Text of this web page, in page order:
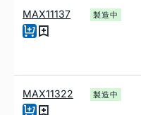
MAX11137 製造中
MAX11322 製造中